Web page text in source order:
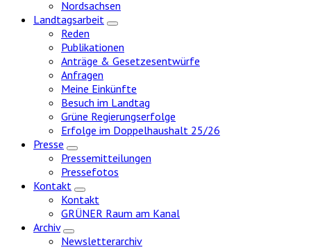
Nordsachsen
Landtagsarbeit
Zeige
Reden
Publikationen
Anträge & Gesetzesentwürfe
Anfragen
Meine Einkünfte
Besuch im Landtag
Grüne Regierungserfolge
Erfolge im Doppelhaushalt 25/26
Presse
Zeige
Untermenü
Pressemitteilungen
Pressefotos
Kontakt
Zeige
Untermenü
Kontakt
GRÜNER Raum am Kanal
Archiv
Zeige
Untermenü
Newsletterarchiv